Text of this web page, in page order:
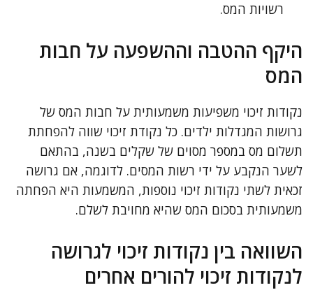
רשויות המס.
היקף ההטבה וההשפעה על חבות
המס
נקודות זיכוי משפיעות משמעותית על חבות המס של
גרושות המגדלות ילדים. כל נקודת זיכוי שווה להפחתת
תשלום מס במספר מסוים של שקלים בשנה, בהתאם
לשער הנקבע על ידי רשות המסים. לדוגמה, אם גרושה
זכאית לשתי נקודות זיכוי נוספות, המשמעות היא הפחתה
משמעותית בסכום המס שהיא מחויבת לשלם.
השוואה בין נקודות זיכוי לגרושה
לנקודות זיכוי להורים אחרים